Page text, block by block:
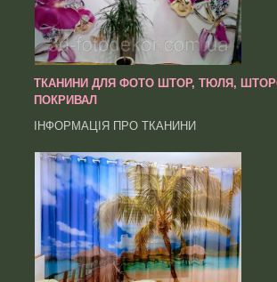
ТКАНИНИ ДЛЯ ФОТО ШТОР, ТЮЛЯ,
ПОКРИВАЛ
ІНФОРМАЦІЯ ПРО ТКАНИНИ